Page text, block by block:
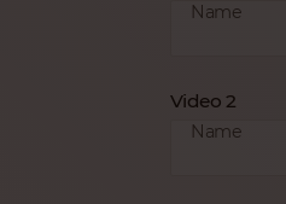
Name
Video 2
Name